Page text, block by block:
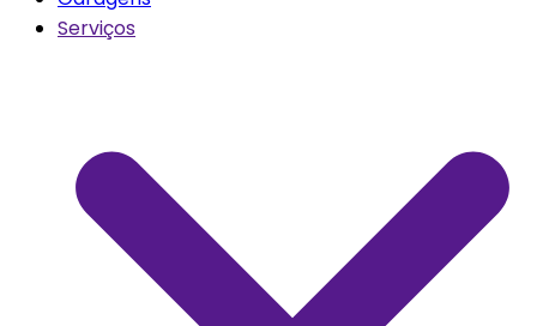
Serviços